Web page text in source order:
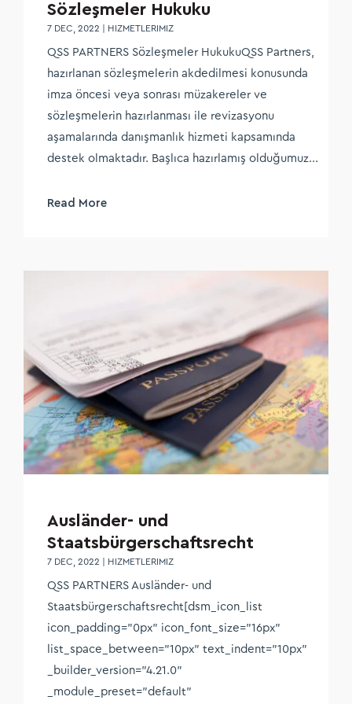
Sözleşmeler Hukuku
7 DEC, 2022 HIZMETLERIMIZ
QSS PARTNERS Sözleşmeler HukukuQSS Partners,
hazırlanan sözleşmelerin akdedilmesi konusunda
imza öncesi veya sonrası müzakereler ve
sözleşmelerin hazırlanması ile revizasyonu
aşamalarında danışmanlık hizmeti kapsamında
destek olmaktadır. Başlıca hazırlamış olduğumuz...
Read More
Ausländer- und
Staatsbürgerschaftsrecht
7 DEC, 2022 HIZMETLERIMIZ
QSS PARTNERS Ausländer- und
Staatsbürgerschaftsrecht[dsm_icon_list
icon_padding="0px" icon_font_size="16px"
list_space_between="10px" text_indent="10px"
_builder_version="4.21.0"
_module_preset="default"